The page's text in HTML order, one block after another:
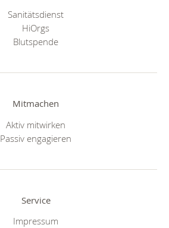
Sanitätsdienst
HiOrgs
Blutspende
Mitmachen
Aktiv mitwirken
Passiv engagieren
Service
Impressum